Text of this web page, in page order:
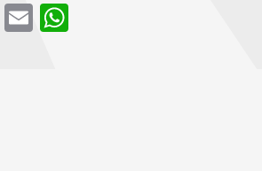
Twitter
Email